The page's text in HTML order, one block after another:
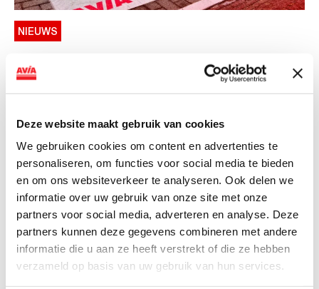
Deze website maakt gebruik van cookies
We gebruiken cookies om content en advertenties te
personaliseren, om functies voor social media te bieden
en om ons websiteverkeer te analyseren. Ook delen we
informatie over uw gebruik van onze site met onze
partners voor social media, adverteren en analyse. Deze
partners kunnen deze gegevens combineren met andere
informatie die u aan ze heeft verstrekt of die ze hebben
verzameld op basis van uw gebruik van hun services.
NIEUWS
AVIA VOLT en Fletcher Hotels starten
landelijke uitrol van DC-
AVIA VOLT en Fletcher Hotels starten landelijke uitrol
van DC-snellaadinfrastructuur AVIA VOLT en...
Lees verder